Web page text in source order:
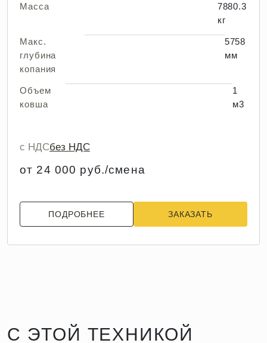
Масса
7880.3
кг
Макс.
глубина
копания
5758
мм
Объем
ковша
1
м3
с НДСбез НДС
от 24 000 руб./смена
ПОДРОБНЕЕ ЗАКАЗАТЬ
С ЭТОЙ ТЕХНИКОЙ